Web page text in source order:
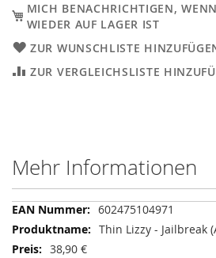
MICH BENACHRICHTIGEN,
WIEDER AUF LAGER IST
ZUR WUNSCHLISTE
ZUR VERGLEICHSLISTE
Mehr Informationen
Mehr
Informationen
602475104971
Thin Lizzy - Jailbreak
38,90 €